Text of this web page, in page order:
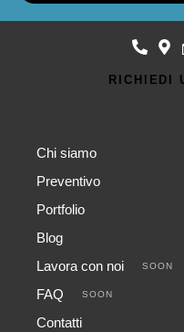
RICHIEDI
Chi siamo
Preventivo
Portfolio
Blog
Lavora con noi
SOON
FAQ SOON
Contatti